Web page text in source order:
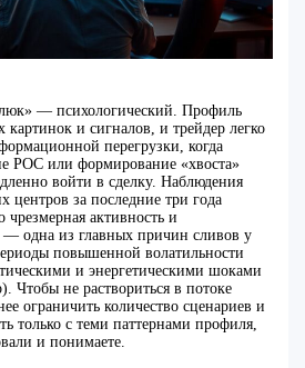
— психологический. Профиль
и сигналов, и трейдер легко
перегрузки, когда
POC или формирование «хвоста»
войти в сделку. Наблюдения
за последние три года
активность и
— одна из главных причин сливов у
повышенной волатильности
и энергетическими шоками
Чтобы не раствориться в потоке
ограничить количество сценариев и
только с теми паттернами профиля,
и понимаете.